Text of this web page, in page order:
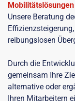
Unsere Beratung
reibungslosen
Durch die
gemeinsam Ihre
alternative oder
Ihren Mitarbeitern